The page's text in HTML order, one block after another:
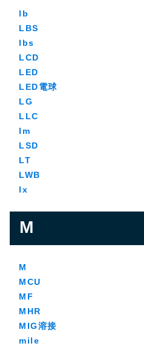
lb
LBS
lbs
LCD
LED
LED電球
LG
LLC
lm
LSD
LT
LWB
lx
M
M
MCU
MF
MHR
MIG溶接
mile